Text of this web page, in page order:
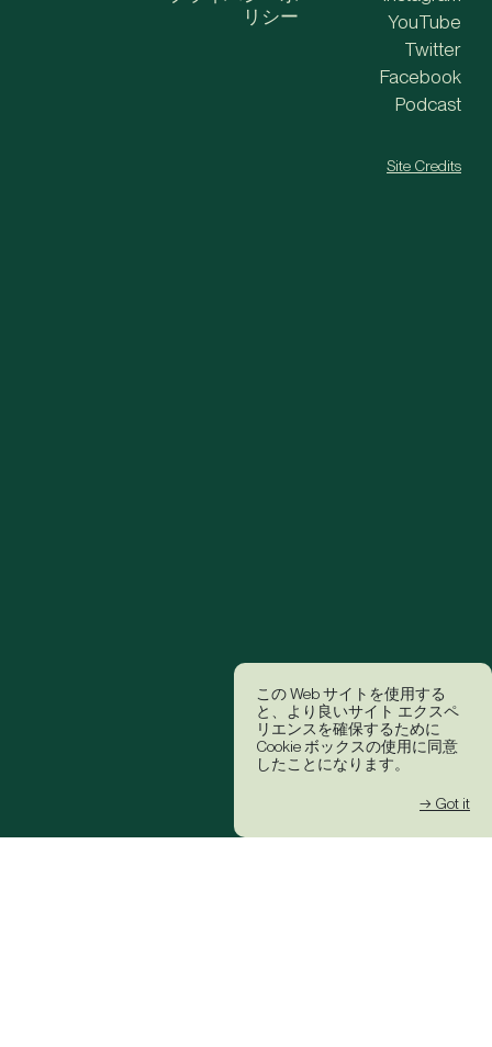
この Web サイトを使用する
と、より良いサイト エクスペ
リエンスを確保するために
Cookie ボックスの使用に同意
したことになります。
→ Got it
リシー
YouTube
Twitter
Facebook
Podcast
Site Credits